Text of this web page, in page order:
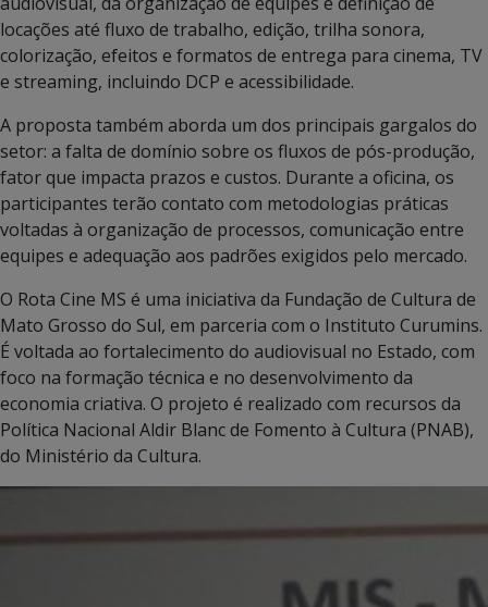
locações até fluxo de trabalho, edição, trilha sonora,
colorização, efeitos e formatos de entrega para cinema, TV
e streaming, incluindo DCP e acessibilidade.
A proposta também aborda um dos principais gargalos do
setor: a falta de domínio sobre os fluxos de pós-produção,
fator que impacta prazos e custos. Durante a oficina, os
participantes terão contato com metodologias práticas
voltadas à organização de processos, comunicação entre
equipes e adequação aos padrões exigidos pelo mercado.
O Rota Cine MS é uma iniciativa da Fundação de Cultura de
Mato Grosso do Sul, em parceria com o Instituto Curumins.
É voltada ao fortalecimento do audiovisual no Estado, com
foco na formação técnica e no desenvolvimento da
economia criativa. O projeto é realizado com recursos da
Política Nacional Aldir Blanc de Fomento à Cultura (PNAB),
do Ministério da Cultura.